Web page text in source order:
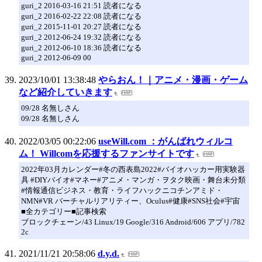
guri_2 2016-03-16 21:51 読者になる
guri_2 2016-02-22 22:08 読者になる
guri_2 2015-11-01 20:27 読者になる
guri_2 2012-06-24 19:32 読者になる
guri_2 2012-06-10 18:36 読者になる
guri_2 2012-06-09 00
2023/10/01 13:38:48 やらおん！｜アニメ・漫画・ゲーム
など紹介していきます
09/28 名無しさん
09/28 名無しさん
2022/03/05 00:22:06 useWill.com ：がんばれウィルコ
ム！ Willcomを応援するファンサイトです
2022年03月カレンダー#冬の西表島2022#バイオハッカー用実験器
具 #DIYバイオ#マネー#アニメ・マンガ・ヲタク映画・舞台未分類
#情報通信ビジネス・教育・ライフハックニコチンアミド・
NMN#VR バーチャルリアリティー、Oculus#健康#SNS社会#宇宙
■全カテゴリー■記事検索
ブロックチェーン/43 Linux/19 Google/316 Android/606 アプリ/782
2c
2021/11/21 20:58:06 d.y.d.